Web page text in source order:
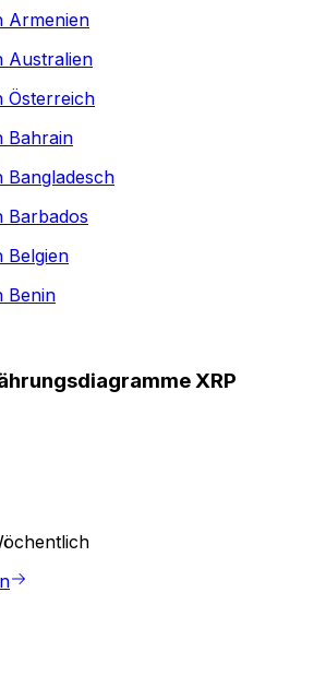
Armenien
Australien
Österreich
Bahrain
Bangladesch
Barbados
Belgien
Benin
XRP